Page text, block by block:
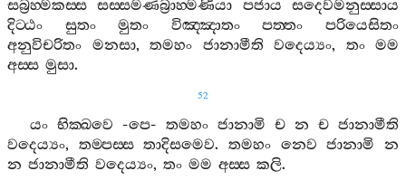
සබ්‍රහ‍්මකස‍්ස සස‍්සමණබ්‍රාහ‍්මණියා පජාය
සදෙවමනුස‍්සාය
දිට‍්ඨං
සුතං මුතං විඤ‍්ඤාතං පත‍්තං
පරියෙසිතං
අනුවිචරිතං
මනසා, තමහං ජානාමීති වදෙය්‍යං, තං
මම
අස‍්ස මුසා.
52
යං භික‍්ඛවෙ -පෙ- තමහං ජානාමි ච න ච ජානාමීති
වදෙය්‍යං, තම‍්පස‍්ස තාදිසමෙව.තමහං නෙව ජානාමි
න
න ජානාමීති වදෙය්‍යං, තං මම අස‍්ස කලි.